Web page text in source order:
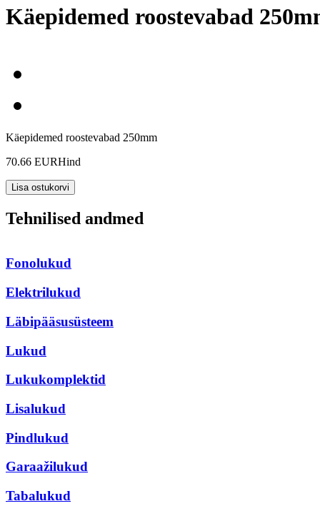
Käepidemed roostevabad
Käepidemed roostevabad 250mm
70.66 EURHind
Tehnilised andmed
Fonolukud
Elektrilukud
Läbipääsusüsteem
Lukud
Lukukomplektid
Lisalukud
Pindlukud
Garaažilukud
Tabalukud